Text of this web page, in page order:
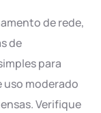
de rede,
de
para
uso moderado
Verifique